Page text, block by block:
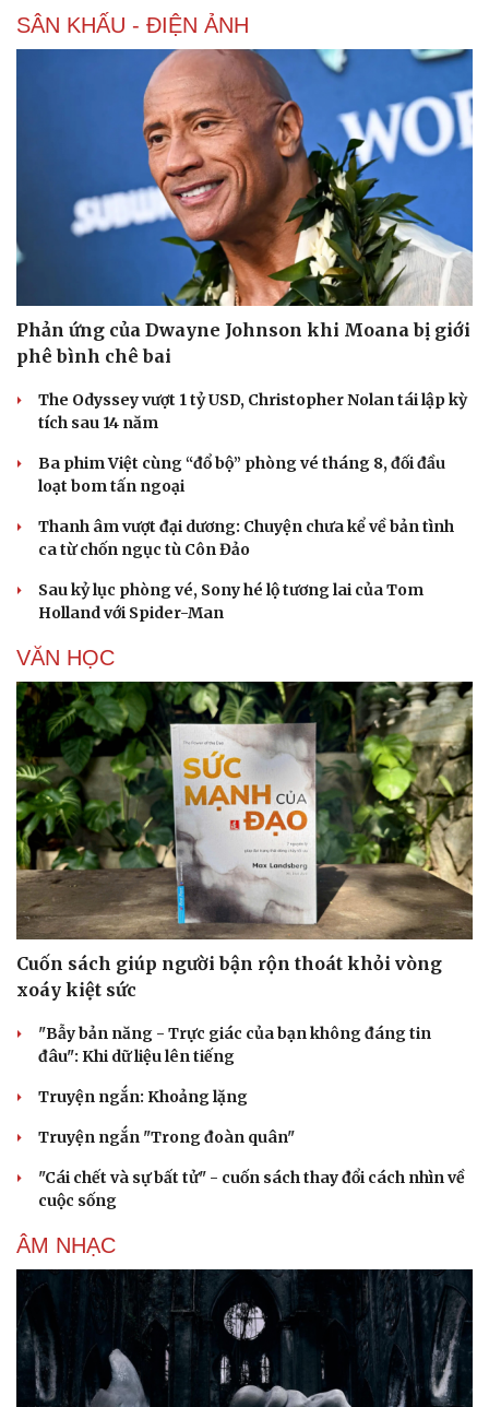
Podcast
Câu chuyện thời sự
Đọc truyện đêm khuya
Cửa sổ tình yêu
Kể chuyện cho bé
Hạt giống tâm hồn
Cải chính
SÂN KHẤU - ĐIỆN ẢNH
Phản ứng của Dwayne Johnson khi Moana bị giới
phê bình chê bai
The Odyssey vượt 1 tỷ USD, Christopher Nolan tái lập kỳ
tích sau 14 năm
Ba phim Việt cùng “đổ bộ” phòng vé tháng 8, đối đầu
loạt bom tấn ngoại
Thanh âm vượt đại dương: Chuyện chưa kể về bản tình
ca từ chốn ngục tù Côn Đảo
Sau kỷ lục phòng vé, Sony hé lộ tương lai của Tom
Holland với Spider-Man
VĂN HỌC
Cuốn sách giúp người bận rộn thoát khỏi vòng
xoáy kiệt sức
"Bẫy bản năng - Trực giác của bạn không đáng tin
đâu": Khi dữ liệu lên tiếng
Truyện ngắn: Khoảng lặng
Truyện ngắn "Trong đoàn quân"
"Cái chết và sự bất tử" - cuốn sách thay đổi cách nhìn về
cuộc sống
ÂM NHẠC